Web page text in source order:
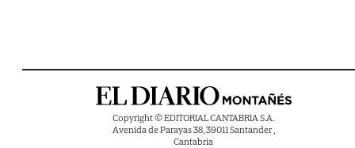
Copyright © EDITORIAL CANTABRIA S.A.
Avenida de Parayas 38, 39011 Santander ,
Cantabria